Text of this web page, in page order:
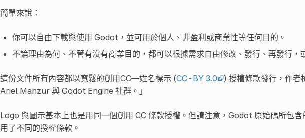
簡單來說：
你可以自由下載與使用 Godot，並可用於個人、非盈利或商業性等任何目的。
不論理由為何、不管有沒有商業目的，都可以根據需求自由修改、發行、再發行，
這份文件所有內容都以寬鬆的創用CC—姓名標示 (CC-BY 3.0
) 授權條款發行，作
Ariel Manzur 與 Godot Engine 社群。」
Logo 與圖示基本上也是用同一個創用 CC 條款授權。但請注意，Godot 原始碼所包
用了不同的授權條款。